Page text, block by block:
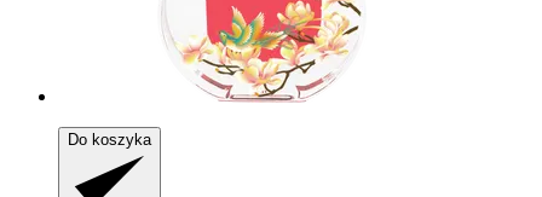
Do koszyka